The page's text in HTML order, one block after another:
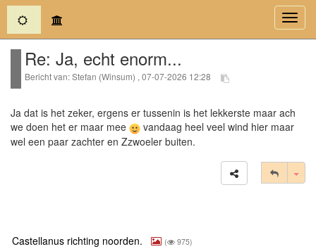
(current)
Re: Ja, echt enorm...
Bericht van: Stefan (Winsum) , 07-07-2026 12:28
Ja dat is het zeker, ergens er tussenin is het lekkerste maar ach
we doen het er maar mee
vandaag heel veel wind hier maar
wel een paar zachter en Zzwoeler buiten.
Castellanus richting noorden. ( 975)